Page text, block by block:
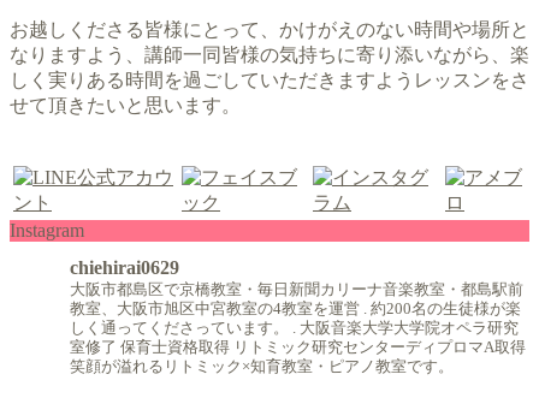
お越しくださる皆様にとって、かけがえのない時間や場所と
なりますよう、講師一同皆様の気持ちに寄り添いながら、楽
しく実りある時間を過ごしていただきますようレッスンをさ
せて頂きたいと思います。
Instagram
chiehirai0629
大阪市都島区で京橋教室・毎日新聞カリーナ音楽教室・都島駅前
教室、大阪市旭区中宮教室の4教室を運営 . 約200名の生徒様が楽
しく通ってくださっています。
. 大阪音楽大学大学院オペラ研究
室修了 保育士資格取得 リトミック研究センターディプロマA取得
笑顔が溢れるリトミック×知育教室・ピアノ教室です。